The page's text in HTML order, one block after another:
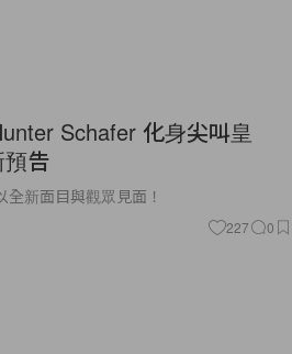
Schafer 化身尖叫皇
告
新面目與觀眾見面！
227 0